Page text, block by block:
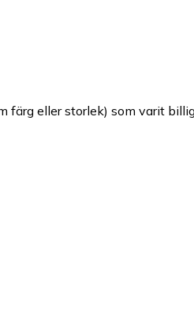
färg eller storlek) som varit